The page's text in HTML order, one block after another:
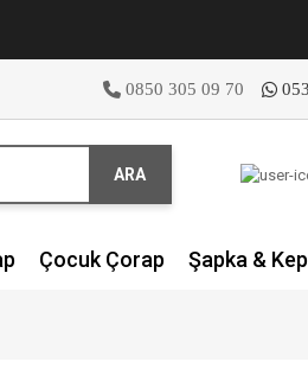
0850 305 09 70
ARA
Çocuk Çorap Şapka & Kep